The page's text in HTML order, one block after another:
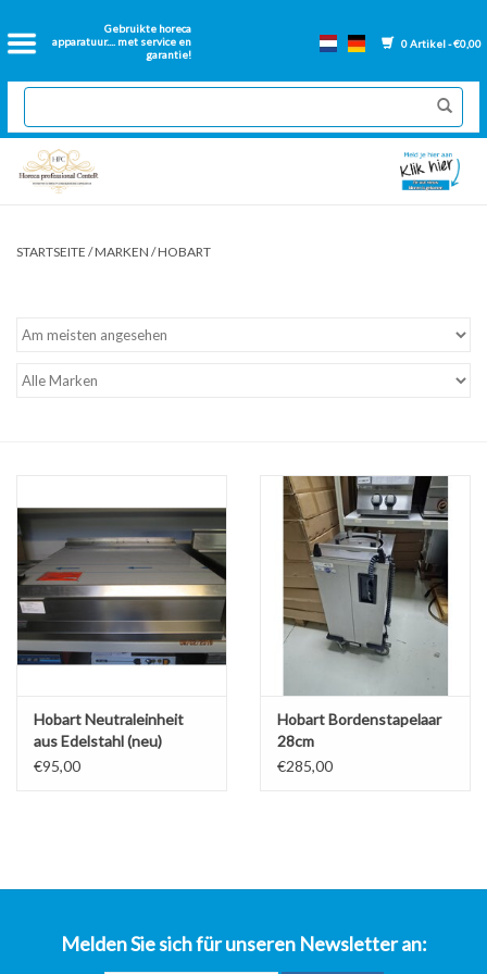
Gebruikte horeca
apparatuur.... met service en
garantie!
0 Artikel - €0,00
Startseite
Catering-Ausstattung aus
Neue Catering-Ausstattung
über uns
STARTSEITE /MARKEN /HOBART
Hobart Neutraleinheit
aus Edelstahl (neu)
€95,00
Hobart Bordenstapelaar
28cm
€285,00
Melden Sie sich für unseren Newsletter an: